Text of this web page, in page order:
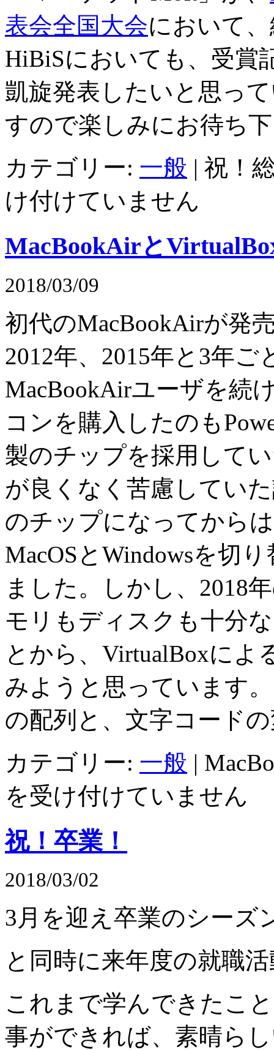
表会全国大会において
HiBiSにおいても、受賞
凱旋発表したいと思っ
すので楽しみにお待ち
カテゴリー: 一般 | 祝！
け付けていません
MacBookAirと
2018/03/09
初代のMacBookAirが発
2012年、2015年と3年
MacBookAirユーザを続
コンを購入したのも
製のチップを採用して
が良くなく苦慮してい
のチップになってから
MacOSとWindowsを切
ました。しかし、2018
モリもディスクも十分
とから、VirtualBoxによ
みようと思っています
の配列と、文字コード
カテゴリー: 一般 |
を受け付けていません
祝！卒業！
2018/03/02
3月を迎え卒業のシーズ
と同時に来年度の就職
これまで学んできたこ
事ができれば、素晴ら